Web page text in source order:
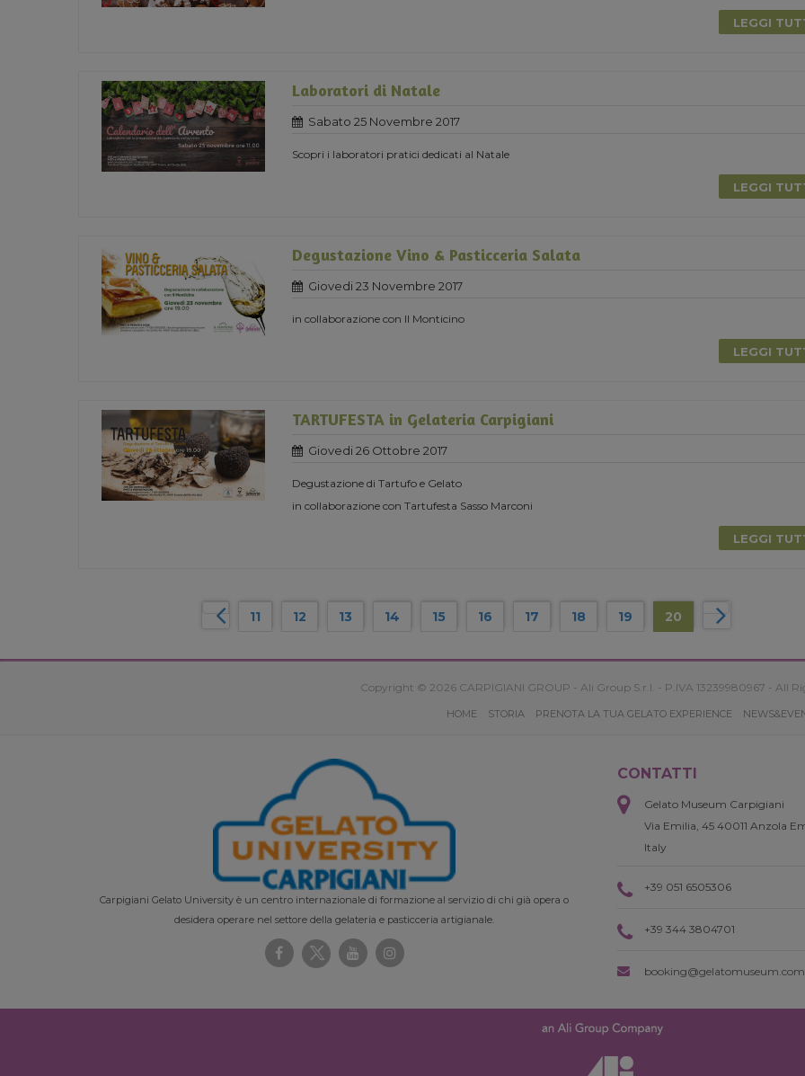
LEGGI
Laboratori di Natale
Sabato 25 Novembre 2017
Scopri i laboratori pratici dedicati al Natale
LEGGI
Degustazione Vino & Pasticceria Salata
Giovedi 23 Novembre 2017
in collaborazione con Il Monticino
LEGGI
TARTUFESTA in Gelateria Carpigiani
Giovedi 26 Ottobre 2017
Degustazione di Tartufo e Gelato
in collaborazione con Tartufesta Sasso Marconi
LEGGI
11 12 13 14 15 16 17 18 19 20
Copyright © 2026 CARPIGIANI GROUP - Ali Group S.r.l. - P.IVA 13239980967 - All
HOME STORIA PRENOTA LA TUA GELATO EXPERIENCE
Carpigiani Gelato University è un centro internazionale di formazione al servizio di chi già opera o
desidera operare nel settore della gelateria e pasticceria artigianale.
CONTATTI
Gelato Museum Carpigiani
Via Emilia, 45 40011 Anzola
Italy
+39 051 6505306
+39 344 3804701
booking@gelatomuseum.com